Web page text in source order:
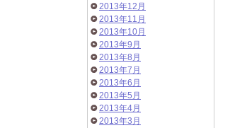
2013年12月
2013年11月
2013年10月
2013年9月
2013年8月
2013年7月
2013年6月
2013年5月
2013年4月
2013年3月